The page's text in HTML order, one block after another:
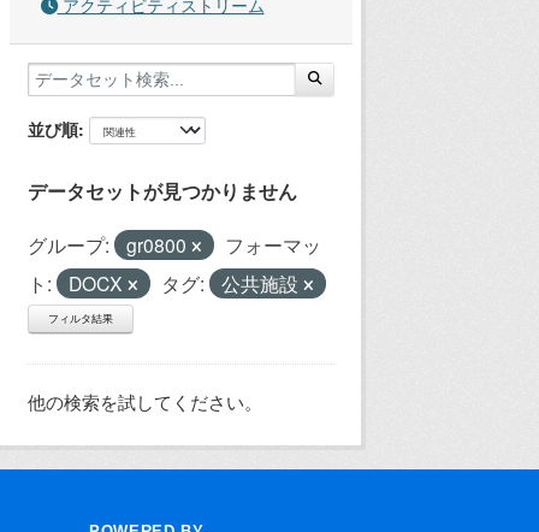
並び順
データセットが見つかりません
グループ: gr0800
フォーマッ
ト:
DOCX タグ: 公共施設
フィルタ結果
他の検索を試してください。